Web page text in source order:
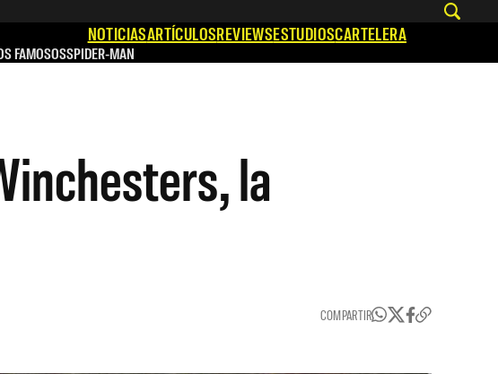
NOTICIASARTÍCULOSREVIEWSESTUDIOSCARTELERA
FAMOSOSSPIDER-MAN
la
COMPARTIR